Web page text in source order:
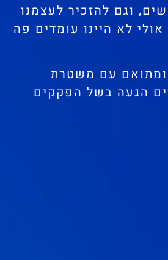
וגם להזכיר לעצמנו
לא היינו עומדים פה
ומתואם עם משטרת
הגעה בשל הפקקים